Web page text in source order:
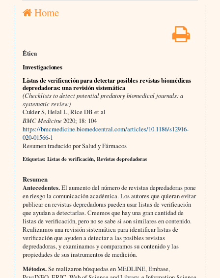
Home
Ética
Investigaciones
Listas de verificación para detectar posibles revistas biomédicas
depredadoras: una revisión sistemática
(Checklists to detect potential predatory biomedical journals: a
systematic review)
Cukier S, Helal L, Rice DB et al
BMC Medicine2020; 18: 104
https://bmcmedicine.biomedcentral.com/articles/10.1186/s12916-
020-01566-1
Resumen traducido por Salud y Fármacos
Etiquetas: Listas de verificación, Revistas depredadoras
Resumen
Antecedentes.El aumento del número de revistas depredadoras pone
en riesgo la comunicación académica. Los autores que quieran evitar
publicar en revistas depredadoras pueden usar listas de verificación
que ayudan a detectarlas. Creemos que hay una gran cantidad de
listas de verificación, pero no se sabe si son similares en contenido.
Realizamos una revisión sistemática para identificar listas de
verificación que ayuden a detectar a las posibles revistas
depredadoras, y examinamos y comparamos su contenido y las
propiedades de sus instrumentos de medición.
Métodos.Se realizaron búsquedas en MEDLINE, Embase,